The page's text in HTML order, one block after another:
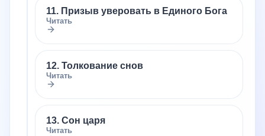
11. Призыв уверовать в Единого Бога
Читать
12. Толкование снов
Читать
13. Сон царя
Читать